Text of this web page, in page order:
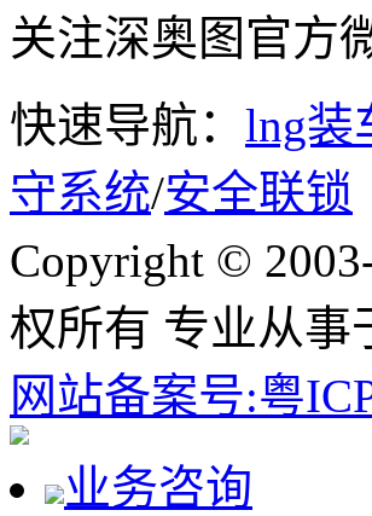
关注深奥图官方
快速导航： lng装
守系统/安全联锁
Copyright ©
权所有 专业从事
网站备案号:粤
业务咨询